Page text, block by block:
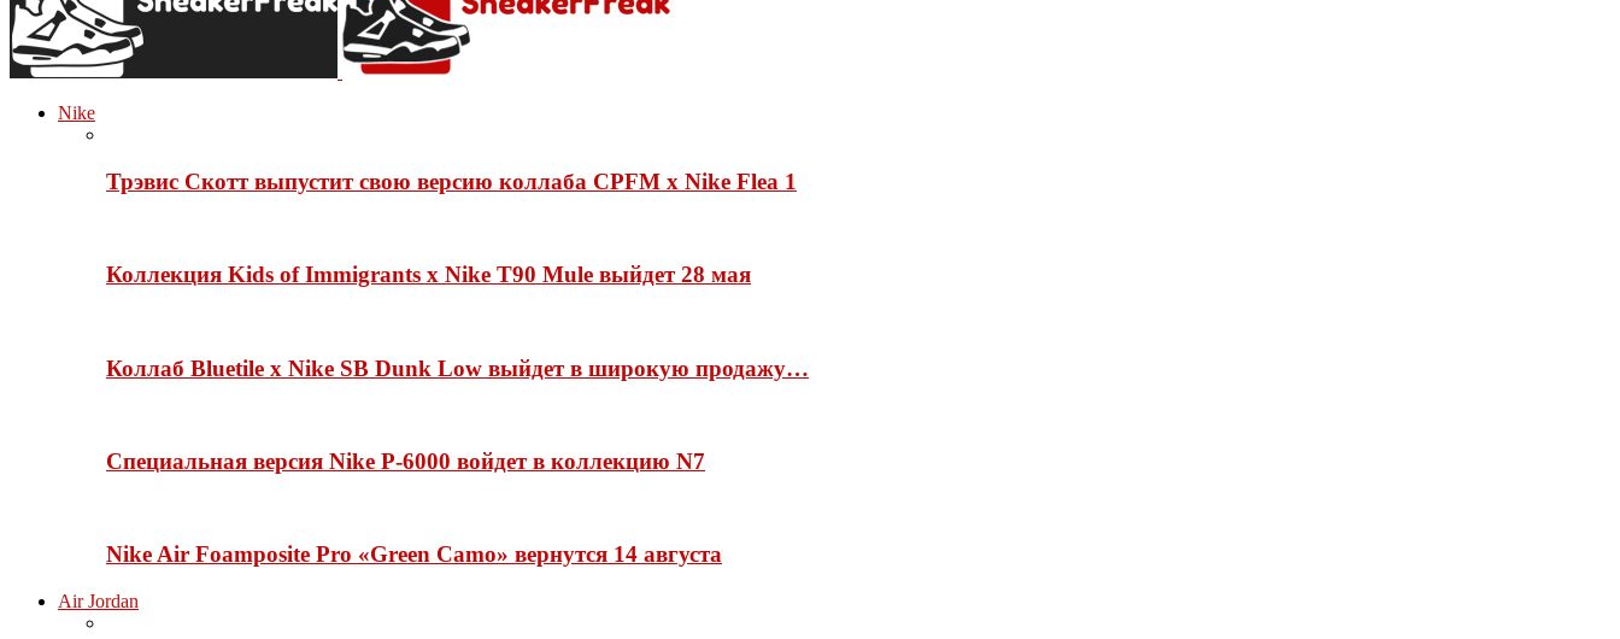
Nike
Трэвис Скотт выпустит свою версию коллаба CPFM x Nike Flea 1
Коллекция Kids of Immigrants x Nike T90 Mule выйдет 28 мая
Коллаб Bluetile x Nike SB Dunk Low выйдет в широкую продажу…
Специальная версия Nike P-6000 войдет в коллекцию N7
Nike Air Foamposite Pro «Green Camo» вернутся 14 августа
Air Jordan